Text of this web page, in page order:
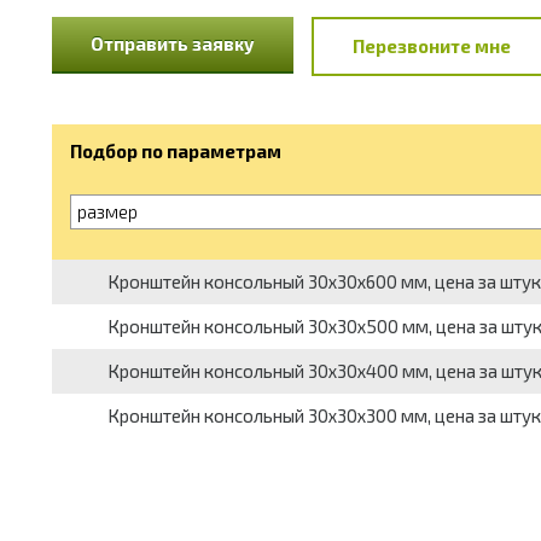
Отправить заявку Перезвоните мне
Подбор по параметрам
размер
Кронштейн консольный 30х30х600 мм, цена за
Кронштейн консольный 30х30х500 мм, цена за
Кронштейн консольный 30х30х400 мм, цена за
Кронштейн консольный 30х30х300 мм, цена за